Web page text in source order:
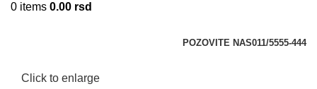
0 items 0.00 rsd
POZOVITE NAS011/5555-444
Click to enlarge